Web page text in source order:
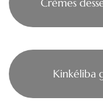
Crèmes
Kinkéliba